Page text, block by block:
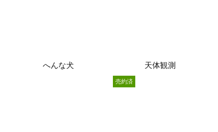
へんな犬 天体観測
売約済